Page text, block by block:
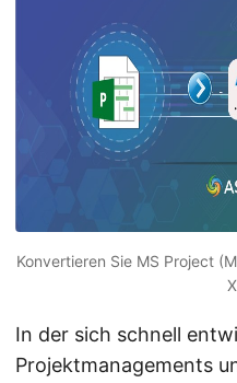
Konvertieren Sie MS Project
In der sich schnell
Projektmanagements